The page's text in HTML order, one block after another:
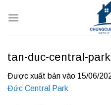
qua
tan-duc-central-
Được xuất bản vào 15/06/
Đức Central Park